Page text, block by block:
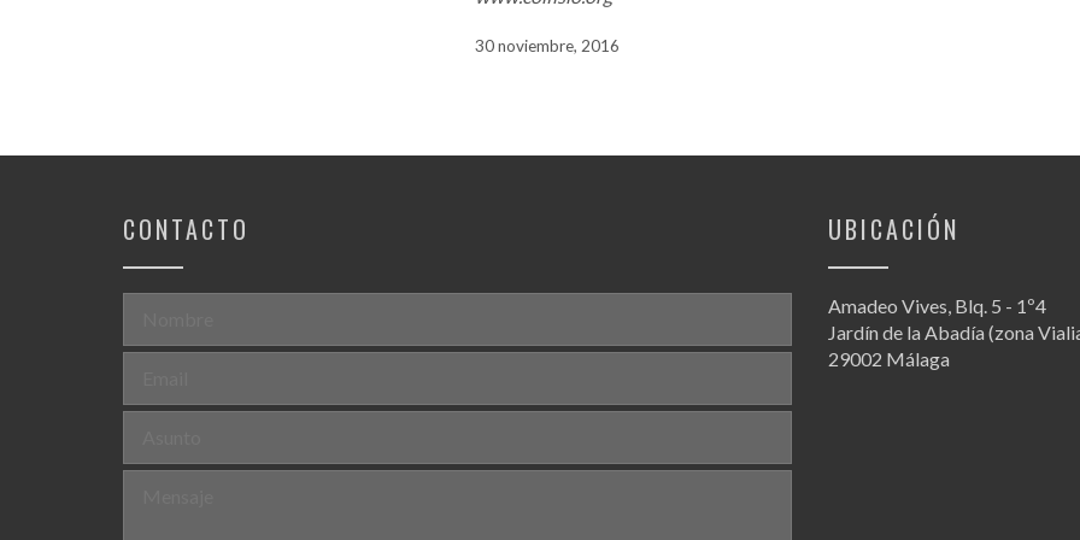
30 noviembre, 2016
CONTACTO UBICACIÓN
Amadeo Vives, Blq. 5 - 1º4
Jardín de la Abadía (zona
29002 Málaga